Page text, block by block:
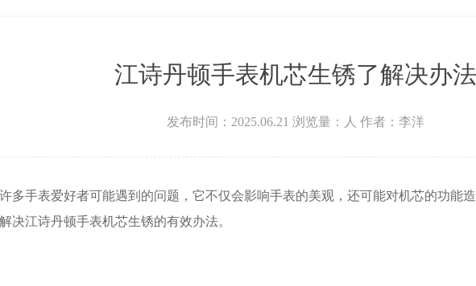
江诗丹顿手表机芯生锈了解决办法
发布时间：2025.06.21 浏览量： 人 作者：李洋
手表爱好者可能遇到的问题，它不仅会影响手表的美观，还可能对机芯的功能
决江诗丹顿手表机芯生锈的有效办法。